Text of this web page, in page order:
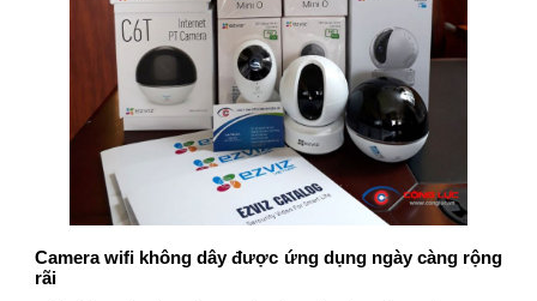
Camera wifi không dây được ứng dụng ngày càng rộng
rãi